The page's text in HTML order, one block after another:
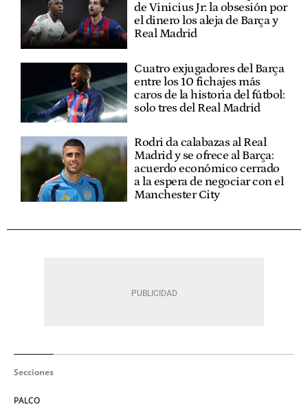
de Vinicius Jr: la obsesión por
el dinero los aleja de Barça y
Real Madrid
Cuatro exjugadores del Barça
entre los 10 fichajes más
caros de la historia del fútbol:
solo tres del Real Madrid
Rodri da calabazas al Real
Madrid y se ofrece al Barça:
acuerdo económico cerrado
a la espera de negociar con el
Manchester City
Secciones
PALCO